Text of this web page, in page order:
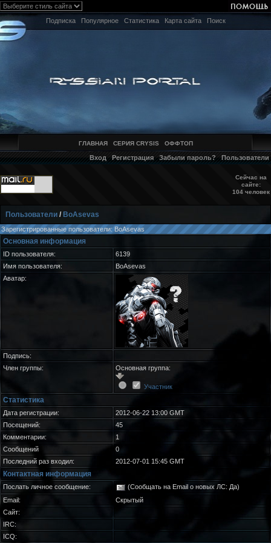
Подписка Популярное Статистика Карта сайта Поиск
ГЛАВНАЯ СЕРИЯ CRYSIS ОФФТОП
Вход Регистрация Забыли пароль? Пользователи
Сейчас на
сайте:
104 человек
Пользователи / BoAsevas
Зарегистрированные пользователи: BoAsevas
Основная информация
ID пользователя:
6139
Имя пользователя:
BoAsevas
Аватар:
Подпись:
Член группы:
Основная группа:
Участник
Статистика
Дата регистрации:
2012-06-22 13:00 GMT
Посещений:
45
Комментарии:
1
Сообщений
0
Последний раз входил:
2012-07-01 15:45 GMT
Контактная информация
Послать личное сообщение:
(Сообщать на Email о новых ЛС: Да)
Email:
Скрытый
Сайт:
IRC:
ICQ: